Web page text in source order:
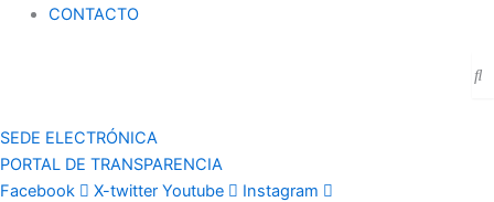
CONTACTO
SEDE ELECTRÓNICA
PORTAL DE TRANSPARENCIA
Facebook
X-twitter Youtube Instagram